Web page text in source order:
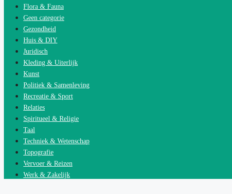
Flora & Fauna
Geen categorie
Gezondheid
Huis & DIY
Juridisch
Kleding & Uiterlijk
Kunst
Politiek & Samenleving
Recreatie & Sport
Relaties
Spiritueel & Religie
Taal
Techniek & Wetenschap
Topografie
Vervoer & Reizen
Werk & Zakelijk